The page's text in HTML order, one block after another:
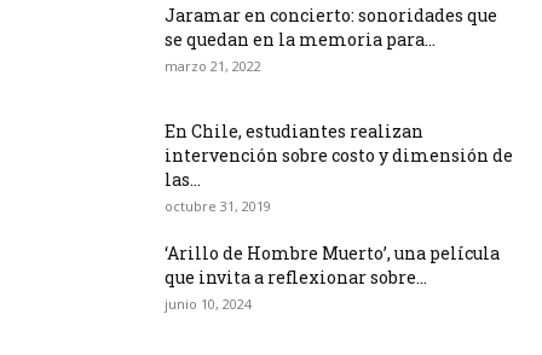
Jaramar en concierto: sonoridades que
se quedan en la memoria para...
marzo 21, 2022
En Chile, estudiantes realizan
intervención sobre costo y dimensión de
las...
octubre 31, 2019
‘Arillo de Hombre Muerto’, una película
que invita a reflexionar sobre...
junio 10, 2024